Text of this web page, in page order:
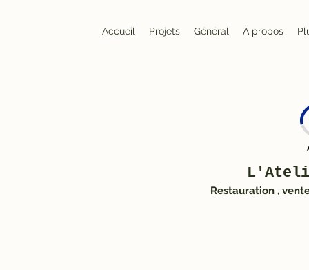
Accueil Projets Général À propos
Restauration ,